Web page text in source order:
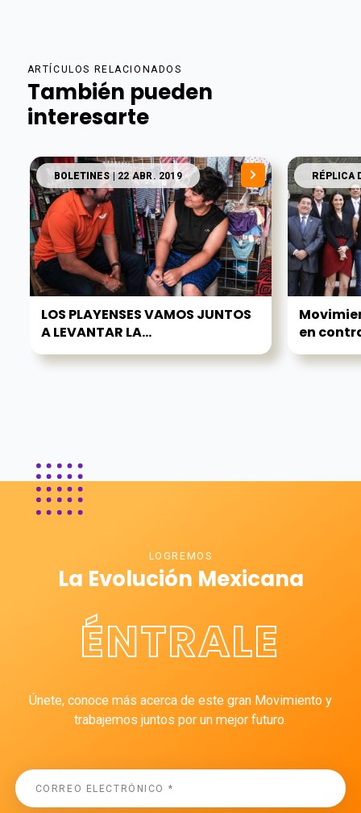
ARTÍCULOS RELACIONADOS
También pueden
interesarte
BOLETINES| 22 ABR. 2019
LOS PLAYENSES VAMOS JUNTOS
A LEVANTAR LA...
RÉPLICA
en
LOGREMOS
La Evolución Mexicana
ÉNTRALE
Únete, conoce más acerca de este gran Movimiento y
trabajemos juntos por un mejor futuro.